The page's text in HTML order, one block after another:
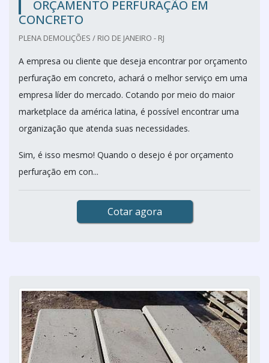
ORÇAMENTO PERFURAÇÃO EM
CONCRETO
PLENA DEMOLIÇÕES / RIO DE JANEIRO - RJ
A empresa ou cliente que deseja encontrar por orçamento
perfuração em concreto, achará o melhor serviço em uma
empresa líder do mercado. Cotando por meio do maior
marketplace da américa latina, é possível encontrar uma
organização que atenda suas necessidades.
Sim, é isso mesmo! Quando o desejo é por orçamento
perfuração em con...
Cotar agora